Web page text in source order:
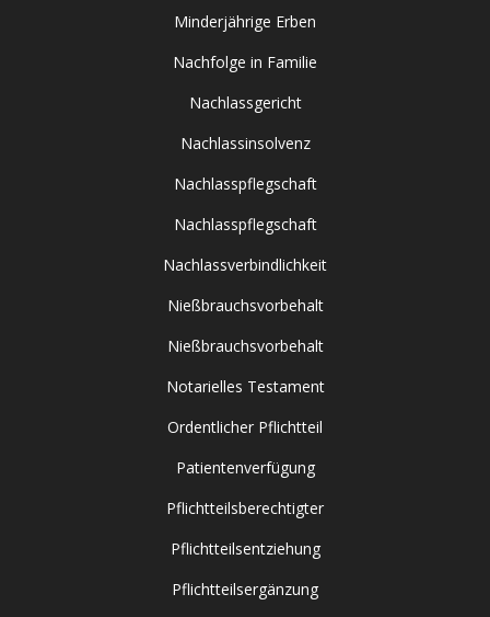
Minderjährige Erben
Nachfolge in Familie
Nachlassgericht
Nachlassinsolvenz
Nachlasspflegschaft
Nachlasspflegschaft
Nachlassverbindlichkeit
Nießbrauchsvorbehalt
Nießbrauchsvorbehalt
Notarielles Testament
Ordentlicher Pflichtteil
Patientenverfügung
Pflichtteilsberechtigter
Pflichtteilsentziehung
Pflichtteilsergänzung